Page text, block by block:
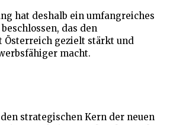
hat deshalb ein umfangreiches
das den
Österreich gezielt stärkt und
macht.
strategischen Kern der neuen